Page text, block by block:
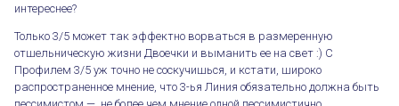
интереснее?
Только 3/5 может так эффектно ворваться в размеренную
отшельническую жизни Двоечки и выманить ее на свет :) С
Профилем 3/5 уж точно не соскучишься, и кстати, широко
распространенное мнение, что 3-ья Линия обязательно должна быть